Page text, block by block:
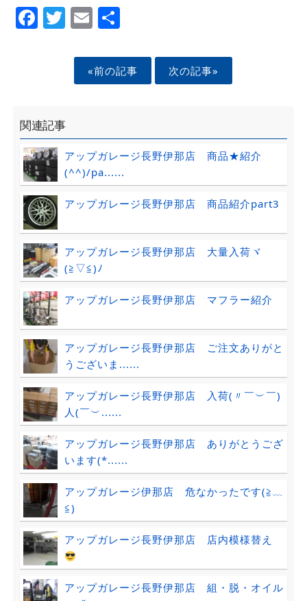
Facebook
Twitter
EmailShare
«前の記事 次の記事»
関連記事
アップガレージ長野伊那店 商品★紹介
(^^)/pa......
アップガレージ長野伊那店 商品紹介part3
アップガレージ長野伊那店 大量入荷ヾ
(≧▽≦)ﾉ
アップガレージ長野伊那店 マフラー紹介
アップガレージ長野伊那店 ご注文ありがと
うございま......
アップガレージ長野伊那店 入荷(〃￣︶￣)
人(￣︶......
アップガレージ長野伊那店 ありがとうござ
います(*......
アップガレージ伊那店 危なかったです(≧﹏
≦)
アップガレージ長野伊那店 店内模様替え
アップガレージ長野伊那店 組・脱・オイル